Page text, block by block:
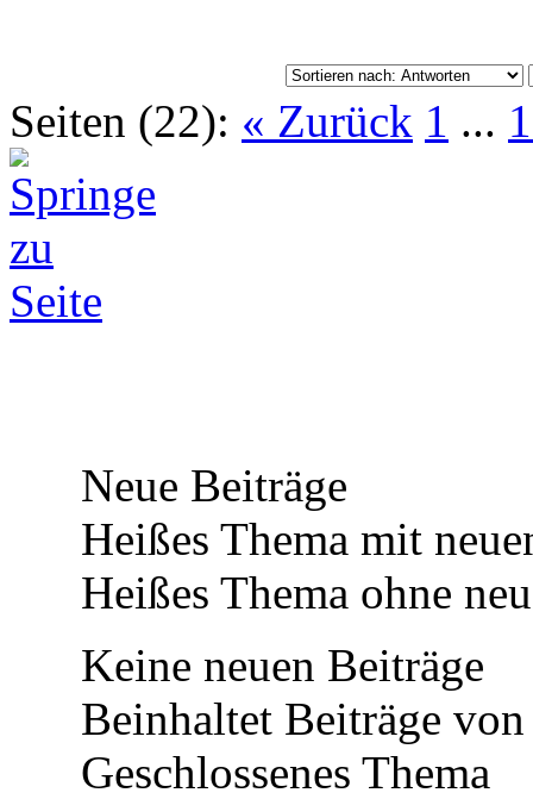
Seiten (22): « Zurück 1 ...
Neue Beiträge
Heißes Thema mit
Heißes Thema ohne
Keine neuen Beiträge
Beinhaltet Beiträge
Geschlossenes Thema